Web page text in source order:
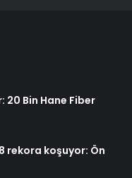
20 Bin Hane Fiber
rekora koşuyor: Ön